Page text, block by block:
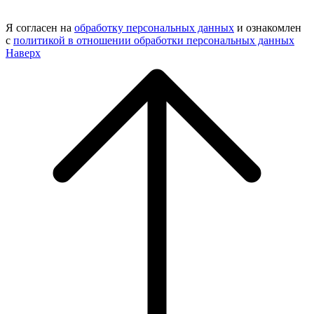
Я согласен на обработку персональных данных и ознакомлен
с политикой в отношении обработки персональных данных
Наверх